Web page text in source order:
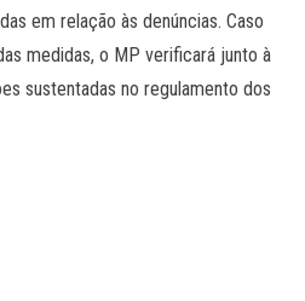
em relação às denúncias. Caso
medidas, o MP verificará junto à
sustentadas no regulamento dos